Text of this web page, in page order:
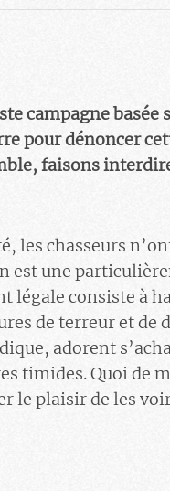
campagne
pour dénoncer
faisons
les chasseurs
est une
légale consiste à
de terreur et de
adorent
timides. Quoi de
le plaisir de les